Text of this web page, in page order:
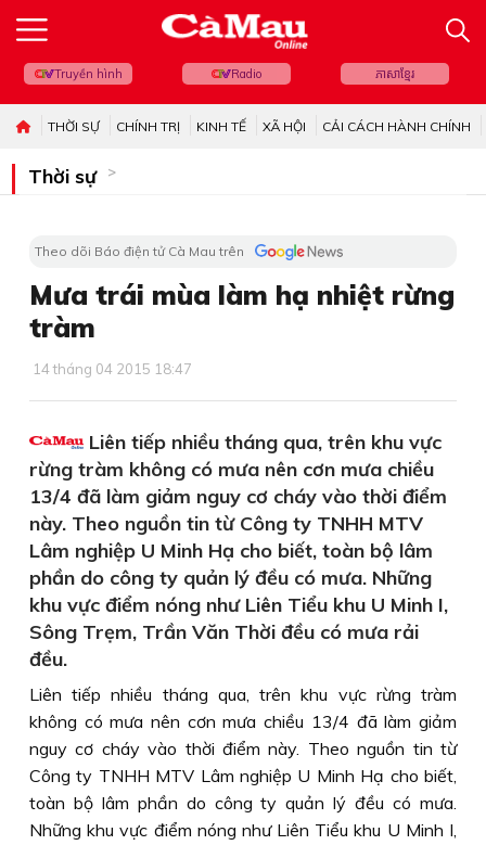
Truyền hình Radio ភាសាខ្មែរ
THỜI SỰ CHÍNH TRỊ KINH TẾ XÃ HỘI CẢI CÁCH HÀNH CHÍNH
Thời sự
Theo dõi Báo điện tử Cà Mau trên
Mưa trái mùa làm hạ nhiệt rừng
tràm
14 tháng 04 2015 18:47
Liên tiếp nhiều tháng qua, trên khu vực
rừng tràm không có mưa nên cơn mưa chiều
13/4 đã làm giảm nguy cơ cháy vào thời điểm
này. Theo nguồn tin từ Công ty TNHH MTV
Lâm nghiệp U Minh Hạ cho biết, toàn bộ lâm
phần do công ty quản lý đều có mưa. Những
khu vực điểm nóng như Liên Tiểu khu U Minh I,
Sông Trẹm, Trần Văn Thời đều có mưa rải
đều.
Liên tiếp nhiều tháng qua, trên khu vực rừng tràm
không có mưa nên cơn mưa chiều 13/4 đã làm giảm
nguy cơ cháy vào thời điểm này. Theo nguồn tin từ
Công ty TNHH MTV Lâm nghiệp U Minh Hạ cho biết,
toàn bộ lâm phần do công ty quản lý đều có mưa.
Những khu vực điểm nóng như Liên Tiểu khu U Minh I,